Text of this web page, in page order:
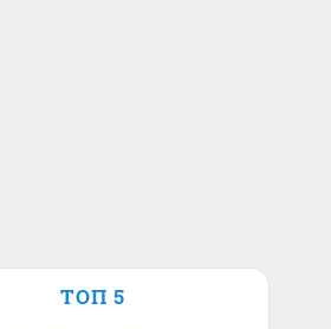
ТОП 5